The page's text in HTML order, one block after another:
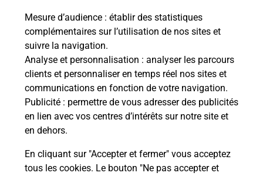
Mesure d’audience : établir des statistiques
complémentaires sur l’utilisation de nos sites et
suivre la navigation.
Analyse et personnalisation : analyser les parcours
clients et personnaliser en temps réel nos sites et
communications en fonction de votre navigation.
Publicité : permettre de vous adresser des publicités
en lien avec vos centres d’intérêts sur notre site et
en dehors.
En cliquant sur "Accepter et fermer" vous acceptez
tous les cookies. Le bouton "Ne pas accepter et
Foire aux questions
Quel âge minimum faut-il pour
passer le permis bateau ?
Combien coûte le code bateau ?
Combien de temps est valable le
code bateau ?